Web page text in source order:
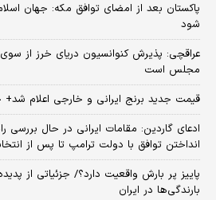
پاکستان بعد از امضای توافق مکه: جهان
شود
عراقچی: پذیرش کنوانسیون دریای خرز از
مجلس است
قیمت جدید برنج ایرانی و خارجی اعلام شد+
ادعای گاردین: مقامات ایرانی در حال بررسی
انداختن توافق با دولت ترامپ تا پس از
پاییز پر بارش واقعیت دارد؟/ جزئیاتی از
بارندگی‌ها در ایران